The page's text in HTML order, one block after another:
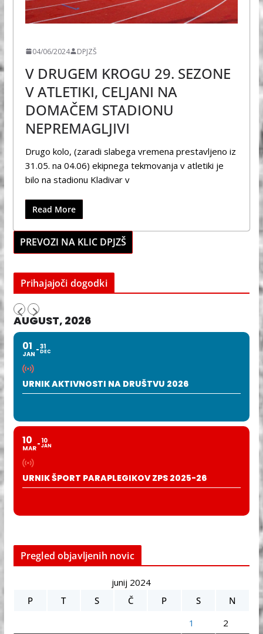
04/06/2024 DPJZŠ
V DRUGEM KROGU 29. SEZONE
V ATLETIKI, CELJANI NA
DOMAČEM STADIONU
NEPREMAGLJIVI
Drugo kolo, (zaradi slabega vremena prestavljeno iz
31.05. na 04.06) ekipnega tekmovanja v atletiki je
bilo na stadionu Kladivar v
Read More
PREVOZI NA KLIC DPJZŠ
Prihajajoči dogodki
AUGUST, 2026
01
JAN
31
DEC
URNIK AKTIVNOSTI NA DRUŠTVU 2026
10
MAR
10
JAN
URNIK ŠPORT PARAPLEGIKOV ZPS 2025-26
Pregled objavljenih novic
junij 2024
P
T S Č P S
N
1
2